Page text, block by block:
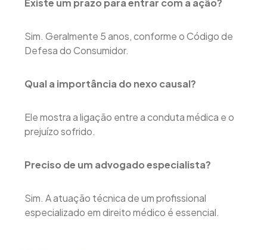
Existe um prazo para entrar com a ação?
Sim. Geralmente 5 anos, conforme o Código de
Defesa do Consumidor.
Qual a importância do nexo causal?
Ele mostra a ligação entre a conduta médica e o
prejuízo sofrido.
Preciso de um advogado especialista?
Sim. A atuação técnica de um profissional
especializado em direito médico é essencial.